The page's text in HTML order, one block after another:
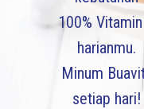
100%
harianmu.
Minum
setiap hari!